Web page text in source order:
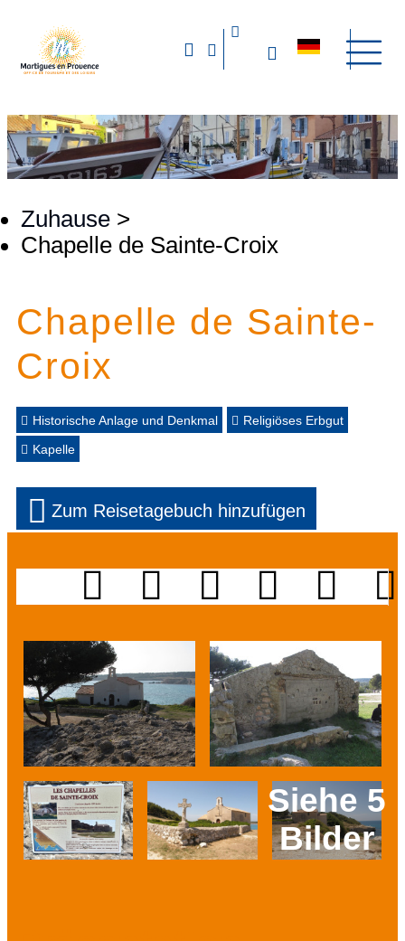
Zuhause >
Chapelle de Sainte-Croix
Chapelle de Sainte-
Croix
Historische Anlage und Denkmal
Religiöses Erbgut
Kapelle
Zum Reisetagebuch hinzufügen
Siehe 5
Bilder